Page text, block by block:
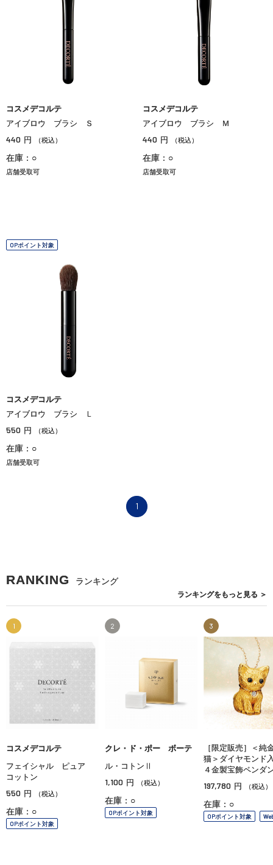
コスメデコルテ
アイブロウ ブラシ Ｓ
440 円 （税込）
在庫：○
店舗受取可
コスメデコルテ
アイブロウ ブラシ Ｍ
440 円 （税込）
在庫：○
店舗受取可
OPポイント対象
コスメデコルテ
アイブロウ ブラシ Ｌ
550 円 （税込）
在庫：○
店舗受取可
1
RANKING ランキング
ランキングをもっと見る ＞
1
コスメデコルテ
フェイシャル ピュア
コットン
550 円 （税込）
在庫：○
OPポイント対象
2
クレ・ド・ポー ボーテ
ル・コトンⅡ
1,100 円 （税込）
在庫：○
OPポイント対象
3
［限定販売］＜純
猫＞ダイヤモンド
４金製宝飾ペンダ
197,780 円 （税込）
在庫：○
OPポイント対象